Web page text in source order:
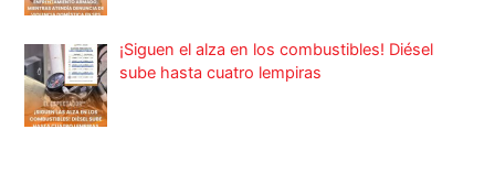
¡Siguen el alza en los combustibles! Diésel
sube hasta cuatro lempiras